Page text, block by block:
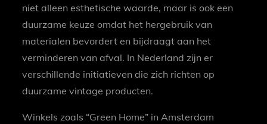
niet alleen esthetische waarde, maar is ook een
duurzame keuze omdat het hergebruik van
materialen bevordert en bijdraagt aan het
verminderen van afval. In Nederland zijn er
verschillende initiatieven die zich richten op
duurzame vintage producten.
Winkels zoals “Green Home” in Amsterdam